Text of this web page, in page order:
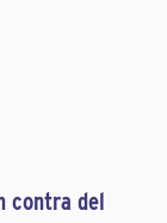
contra del